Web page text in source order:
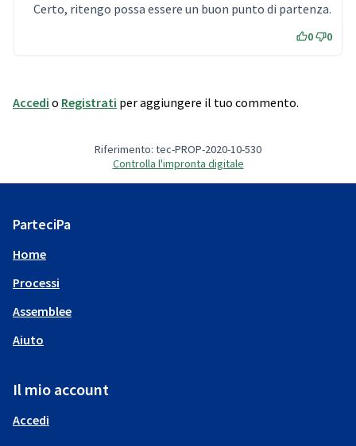
Certo, ritengo possa essere un buon punto di partenza.
0 0
Accedi o Registrati per aggiungere il tuo commento.
Riferimento: tec-PROP-2020-10-530
Controlla l'impronta digitale
ParteciPa
Home
Processi
Assemblee
Aiuto
Il mio account
Accedi